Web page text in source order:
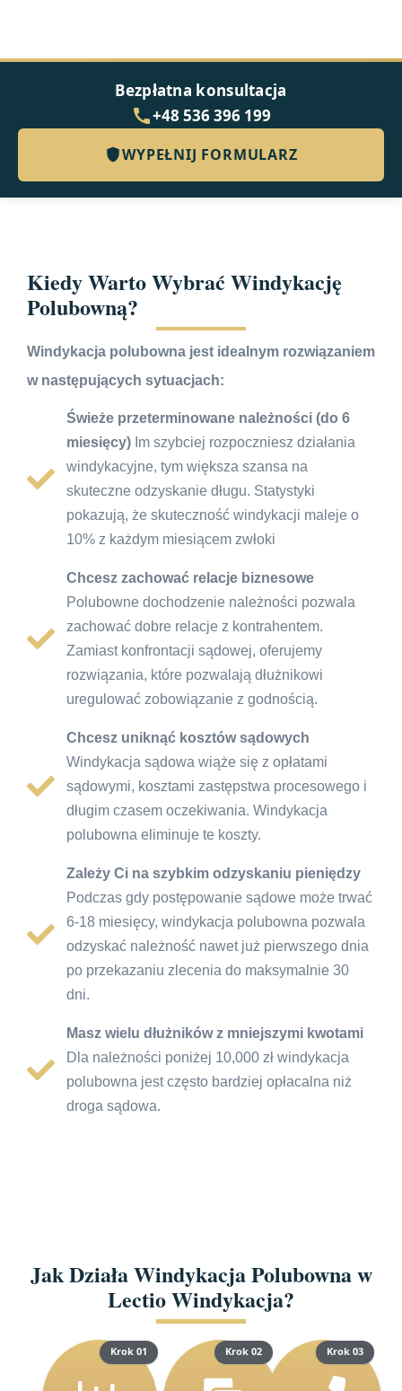
Bezpłatna konsultacja
+48 536 396 199
WYPEŁNIJ FORMULARZ
Kiedy Warto Wybrać Windykację
Polubowną?
Windykacja polubowna jest idealnym rozwiązaniem
w następujących sytuacjach:
Świeże przeterminowane należności (do 6
miesięcy) Im szybciej rozpoczniesz działania
windykacyjne, tym większa szansa na
skuteczne odzyskanie długu. Statystyki
pokazują, że skuteczność windykacji maleje o
10% z każdym miesiącem zwłoki
Chcesz zachować relacje biznesowe
Polubowne dochodzenie należności pozwala
zachować dobre relacje z kontrahentem.
Zamiast konfrontacji sądowej, oferujemy
rozwiązania, które pozwalają dłużnikowi
uregulować zobowiązanie z godnością.
Chcesz uniknąć kosztów sądowych
Windykacja sądowa wiąże się z opłatami
sądowymi, kosztami zastępstwa procesowego i
długim czasem oczekiwania. Windykacja
polubowna eliminuje te koszty.
Zależy Ci na szybkim odzyskaniu pieniędzy
Podczas gdy postępowanie sądowe może trwać
6-18 miesięcy, windykacja polubowna pozwala
odzyskać należność nawet już pierwszego dnia
po przekazaniu zlecenia do maksymalnie 30
dni.
Masz wielu dłużników z mniejszymi kwotami
Dla należności poniżej 10,000 zł windykacja
polubowna jest często bardziej opłacalna niż
droga sądowa.
Jak Działa Windykacja Polubowna w
Lectio Windykacja?
Krok 01 Krok 02 Krok 03